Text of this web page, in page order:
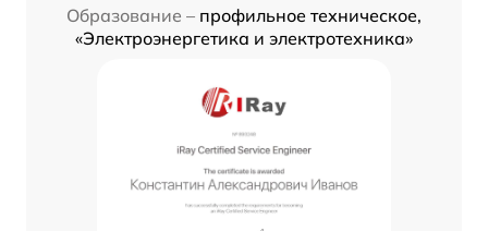
Образование – профильное техническое,
«Электроэнергетика и электротехника»